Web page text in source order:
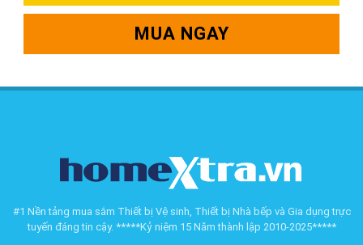
MUA NGAY
#1 Nền tảng mua sắm Thiết bị Vệ sinh, Thiết bị Nhà bếp và Gia dụng trực
tuyến đáng tin cậy. *****Kỷ niệm 15 Năm thành lập 2010-2025*****